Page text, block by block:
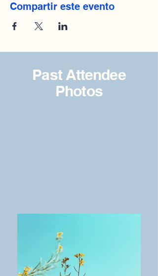
Compartir este evento
Past Attendee
Photos